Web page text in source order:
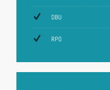
DBU
RPO